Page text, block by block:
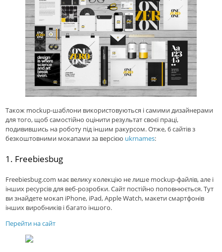
Також mockup-шаблони використовуються і самими дизайнерами
для того, щоб самостійно оцінити результат своєї праці,
подивившись на роботу під іншим ракурсом. Отже, 6 сайтів з
безкоштовними мокапами за версією ukrnames:
1. Freebiesbug
Freebiesbug.com має велику колекцію не лише mockup-файлів, але і
інших ресурсів для веб-розробки. Сайт постійно поповнюється. Тут
ви знайдете мокап iPhone, iPad, Apple Watch, макети смартфонів
інших виробників і багато іншого.
Перейти на сайт